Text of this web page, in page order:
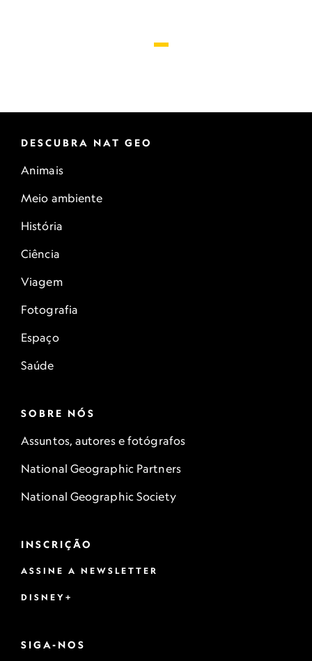
DESCUBRA NAT GEO
Animais
Meio ambiente
História
Ciência
Viagem
Fotografia
Espaço
Saúde
SOBRE NÓS
Assuntos, autores e fotógrafos
National Geographic Partners
National Geographic Society
INSCRIÇÃO
ASSINE A NEWSLETTER
DISNEY+
SIGA-NOS